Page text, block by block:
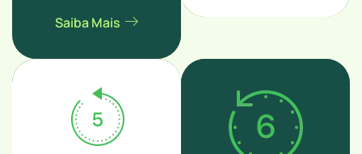
Saiba Mais